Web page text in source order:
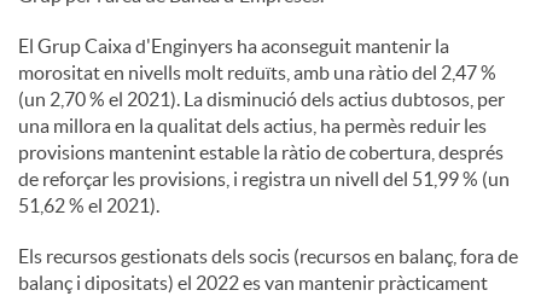
El Grup Caixa d'Enginyers ha aconseguit mantenir la
morositat en nivells molt reduïts, amb una ràtio del 2,47 %
(un 2,70 % el 2021). La disminució dels actius dubtosos, per
una millora en la qualitat dels actius, ha permès reduir les
provisions mantenint estable la ràtio de cobertura, després
de reforçar les provisions, i registra un nivell del 51,99 % (un
51,62 % el 2021).
Els recursos gestionats dels socis (recursos en balanç, fora de
balanç i dipositats) el 2022 es van mantenir pràcticament